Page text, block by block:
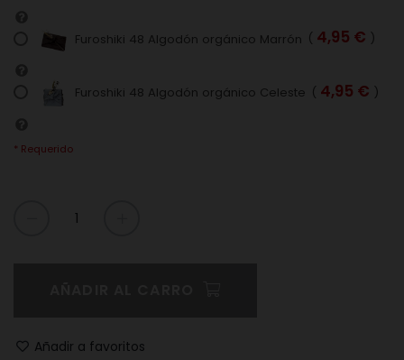
Furoshiki 48 Algodón orgánico Marrón ( 4,95 € )
Furoshiki 48 Algodón orgánico Celeste ( 4,95 € )
* Requerido
Añadir a favoritos